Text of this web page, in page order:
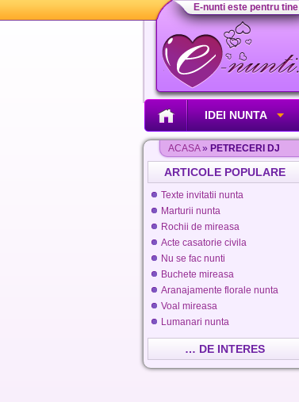
E-nunti este pentru tine
IDEI NUNTA
ACASA» PETRECERI DJ
ARTICOLE POPULARE
Texte invitatii nunta
Marturii nunta
Rochii de mireasa
Acte casatorie civila
Nu se fac nunti
Buchete mireasa
Aranajamente florale nunta
Voal mireasa
Lumanari nunta
… DE INTERES